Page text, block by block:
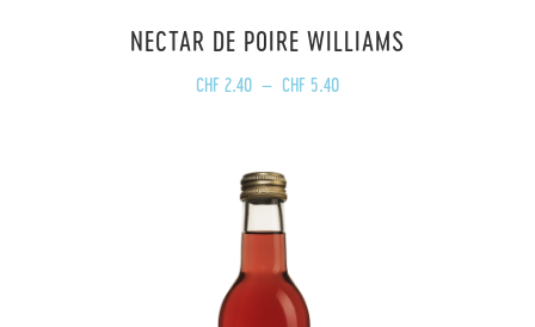
NECTAR DE POIRE WILLIAMS
CHF2.40 – CHF5.40Plage